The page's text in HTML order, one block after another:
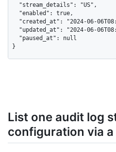
}
List one audit log
configuration via a